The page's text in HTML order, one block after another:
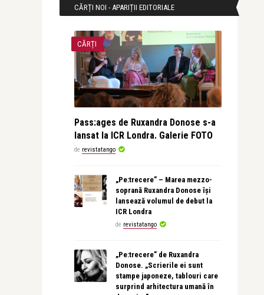
CĂRȚI NOI - APARIȚII EDITORIALE
CĂRȚI
Pass:ages de Ruxandra Donose s-a
lansat la ICR Londra. Galerie FOTO
de revistatango
„Pe:trecere” – Marea mezzo-
soprană Ruxandra Donose își
lansează volumul de debut la
ICR Londra
de revistatango
„Pe:trecere” de Ruxandra
Donose. „Scrierile ei sunt
stampe japoneze, tablouri care
surprind arhitectura umană în